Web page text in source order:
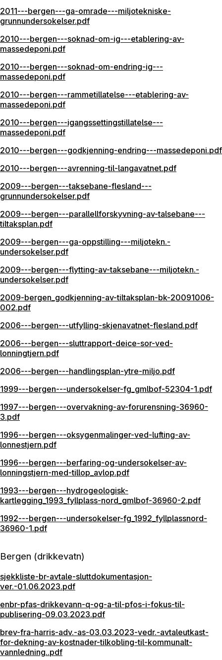
2011---bergen---ga-omrade---miljotekniske-
grunnundersokelser.pdf
2010---bergen---soknad-om-ig---etablering-av-
massedeponi.pdf
2010---bergen---soknad-om-endring-ig---
massedeponi.pdf
2010---bergen---rammetillatelse---etablering-av-
massedeponi.pdf
2010---bergen---igangssettingstillatelse---
massedeponi.pdf
2010---bergen---godkjenning-endring---massedeponi.pdf
2010---bergen---avrenning-til-langavatnet.pdf
2009---bergen---taksebane-flesland---
grunnundersokelser.pdf
2009---bergen---parallellforskyvning-av-talsebane---
tiltaksplan.pdf
2009---bergen---ga-oppstilling---miljotekn.-
undersokelser.pdf
2009---bergen---flytting-av-taksebane---miljotekn.-
undersokelser.pdf
2009-bergen_godkjenning-av-tiltaksplan-bk-20091006-
002.pdf
2006---bergen---utfylling-skjenavatnet-flesland.pdf
2006---bergen---sluttrapport-deice-sor-ved-
lonningtjern.pdf
2006---bergen---handlingsplan-ytre-miljo.pdf
1999---bergen---undersokelser-fg_gmlbof-52304-1.pdf
1997---bergen---overvakning-av-forurensning-36960-
3.pdf
1996---bergen---oksygenmalinger-ved-lufting-av-
lonnestjern.pdf
1996---bergen---berfaring-og-undersokelser-av-
lonningstjern-med-tillop_avlop.pdf
1993---bergen---hydrogeologisk-
kartlegging_1993_fyllplass-nord_gmlbof-36960-2.pdf
1992---bergen---undersokelser-fg_1992_fyllplassnord-
36960-1.pdf
Bergen (drikkevatn)
sjekkliste-br-avtale-sluttdokumentasjon-
ver.-01.06.2023.pdf
enbr-pfas-drikkevann-q-og-a-til-pfos-i-fokus-til-
publisering-09.03.2023.pdf
brev-fra-harris-adv.-as-03.03.2023-vedr.-avtaleutkast-
for-dekning-av-kostnader-tilkobling-til-kommunalt-
vannledning..pdf